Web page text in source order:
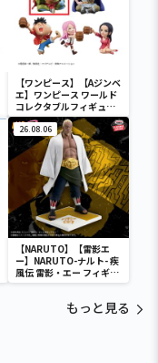
【ワンピース】【Aジンベ
エ】ワンピース ワールド
コレクタブルフィギュア-
宴1-
26.08.06
【NARUTO】【雷影エ
ー】NARUTO-ナルト- 疾
風伝 雷影・エー フィギュ
ア～五影集結…!!～
もっと見る